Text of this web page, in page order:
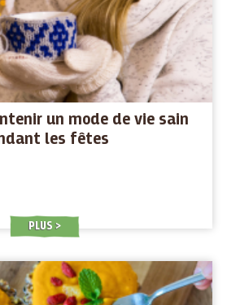
un mode de vie sain
les fêtes
PLUS